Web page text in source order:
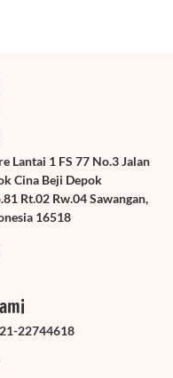
Lantai 1 FS 77 No.3 Jalan
Cina Beji Depok
Rt.02 Rw.04 Sawangan,
16518
22744618